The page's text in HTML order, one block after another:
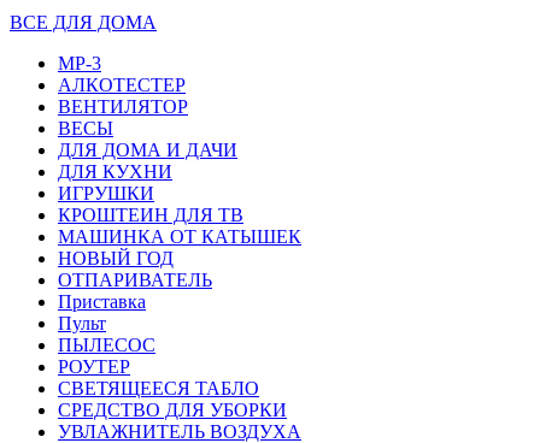
ВСЕ ДЛЯ ДОМА
MP-3
АЛКОТЕСТЕР
ВЕНТИЛЯТОР
ВЕСЫ
ДЛЯ ДОМА И ДАЧИ
ДЛЯ КУХНИ
ИГРУШКИ
КРОШТЕИН ДЛЯ ТВ
МАШИНКА ОТ КАТЫШЕК
НОВЫЙ ГОД
ОТПАРИВАТЕЛЬ
Приставка
Пульт
ПЫЛЕСОС
РОУТЕР
СВЕТЯЩЕЕСЯ ТАБЛО
СРЕДСТВО ДЛЯ УБОРКИ
УВЛАЖНИТЕЛЬ ВОЗДУХА